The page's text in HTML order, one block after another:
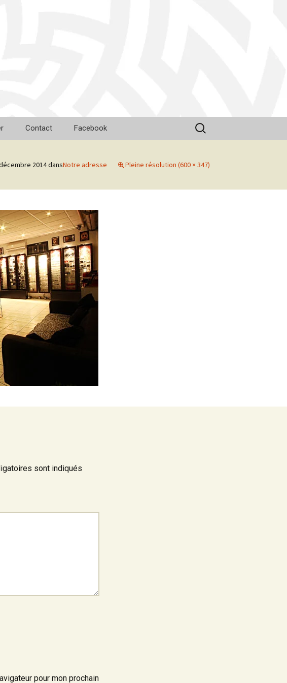
Contact Facebook Rechercher :
2014dansNotre adresse Pleine résolution (600 × 347)
sont indiqués
pour mon prochain